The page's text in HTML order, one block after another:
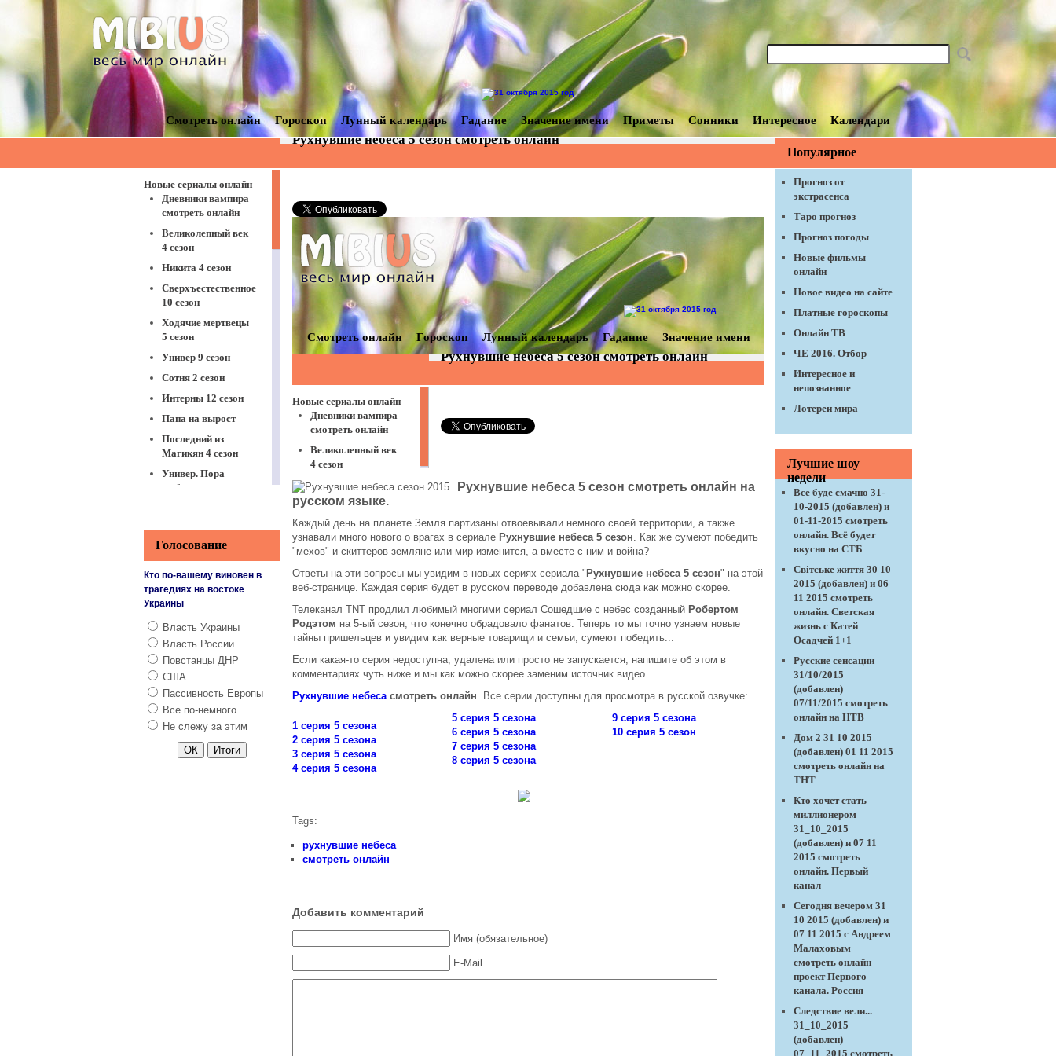
Смотреть онлайн Гороскоп Лунный календарь Гадание Значение имени Приметы Сонники Интересное Календари
Рухнувшие небеса 5 сезон смотреть онлайн
Рухнувшие небеса 5 сезон смотреть онлайн на
русском языке.
Каждый день на планете Земля партизаны отвоевывали немного своей территории, а также
узнавали много нового о врагах в сериале Рухнувшие небеса 5 сезон. Как же сумеют победить
"мехов" и скиттеров земляне или мир изменится, а вместе с ним и война?
Ответы на эти вопросы мы увидим в новых сериях сериала " Рухнувшие небеса 5 сезон" на этой
веб-странице. Каждая серия будет в русском переводе добавлена сюда как можно скорее.
Телеканал TNT продлил любимый многими сериал Сошедшие с небес созданный Робертом
Родэтом на 5-ый сезон, что конечно обрадовало фанатов. Теперь то мы точно узнаем новые
тайны пришельцев и увидим как верные товарищи и семьи, сумеют победить...
Если какая-то серия недоступна, удалена или просто не запускается, напишите об этом в
комментариях чуть ниже и мы как можно скорее заменим источник видео.
Рухнувшие небесасмотреть онлайн. Все серии доступны для просмотра в русской озвучке:
1 серия 5 сезона
2 серия 5 сезона
3 серия 5 сезона
4 серия 5 сезона
5 серия 5 сезона
6 серия 5 сезона
7 серия 5 сезона
8 серия 5 сезона
9 серия 5 сезона
10 серия 5 сезон
Tags:
рухнувшие небеса
смотреть онлайн
Добавить комментарий
Имя (обязательное)
E-Mail
Новые сериалы онлайн
Дневники вампира
смотреть онлайн
Великолепный век
4 сезон
Никита 4 сезон
Сверхъестественное
10 сезон
Ходячие мертвецы
5 сезон
Универ 9 сезон
Сотня 2 сезон
Интерны 12 сезон
Папа на вырост
Последний из
Магикян 4 сезон
Универ. Пора
выбирать
Между нами,
девочками
Физрук 3 сезон
Корабль 2 сезон
Это любовь
ЧОП
Реальные пацаны
8 сезон
Останній москаль
Принц Сибири
Моя кохана Діла
Сладкая жизнь 2
сезон
Голосование
Кто по-вашему виновен в
трагедиях на востоке
Украины
Власть Украины
Власть России
Повстанцы ДНР
США
Пассивность Европы
Все по-немного
Не слежу за этим
Популярное
Прогноз от
экстрасенса
Таро прогноз
Прогноз погоды
Новые фильмы
онлайн
Новое видео на сайте
Платные гороскопы
Онлайн ТВ
ЧЕ 2016. Отбор
Интересное и
непознанное
Лотереи мира
Лучшие шоу
недели
Все буде смачно 31-
10-2015 (добавлен) и
01-11-2015 смотреть
онлайн. Всё будет
вкусно на СТБ
Світське життя 30 10
2015 (добавлен) и 06
11 2015 смотреть
онлайн. Светская
жизнь с Катей
Осадчей 1+1
Русские сенсации
31/10/2015
(добавлен)
07/11/2015 смотреть
онлайн на НТВ
Дом 2 31 10 2015
(добавлен) 01 11 2015
смотреть онлайн на
ТНТ
Кто хочет стать
миллионером
31_10_2015
(добавлен) и 07 11
2015 смотреть
онлайн. Первый
канал
Сегодня вечером 31
10 2015 (добавлен) и
07 11 2015 с Андреем
Малаховым
смотреть онлайн
проект Первого
канала. Россия
Следствие вели...
31_10_2015
(добавлен)
07_11_2015 смотреть